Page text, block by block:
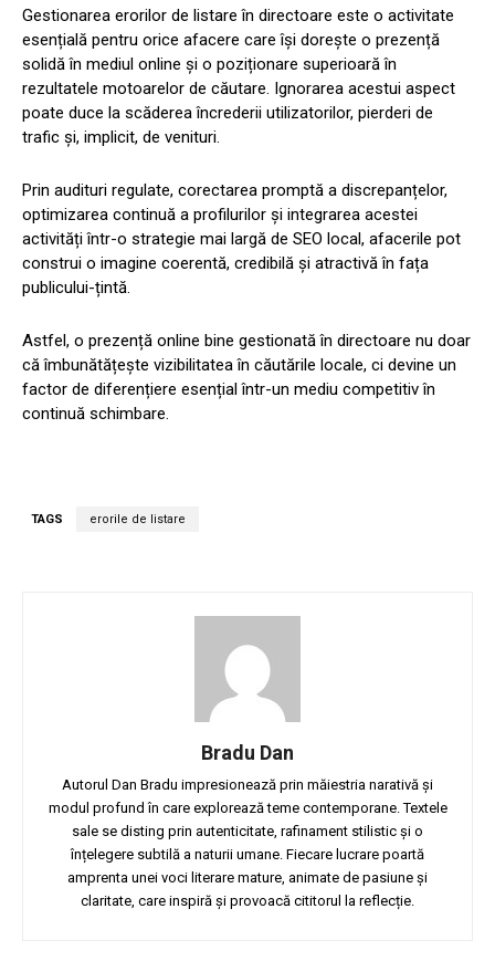
Gestionarea erorilor de listare în directoare este o activitate
esențială pentru orice afacere care își dorește o prezență
solidă în mediul online și o poziționare superioară în
rezultatele motoarelor de căutare. Ignorarea acestui aspect
poate duce la scăderea încrederii utilizatorilor, pierderi de
trafic și, implicit, de venituri.
Prin audituri regulate, corectarea promptă a discrepanțelor,
optimizarea continuă a profilurilor și integrarea acestei
activități într-o strategie mai largă de SEO local, afacerile pot
construi o imagine coerentă, credibilă și atractivă în fața
publicului-țintă.
Astfel, o prezență online bine gestionată în directoare nu doar
că îmbunătățește vizibilitatea în căutările locale, ci devine un
factor de diferențiere esențial într-un mediu competitiv în
continuă schimbare.
TAGS erorile de listare
Bradu Dan
Autorul Dan Bradu impresionează prin măiestria narativă și
modul profund în care explorează teme contemporane. Textele
sale se disting prin autenticitate, rafinament stilistic și o
înțelegere subtilă a naturii umane. Fiecare lucrare poartă
amprenta unei voci literare mature, animate de pasiune și
claritate, care inspiră și provoacă cititorul la reflecție.